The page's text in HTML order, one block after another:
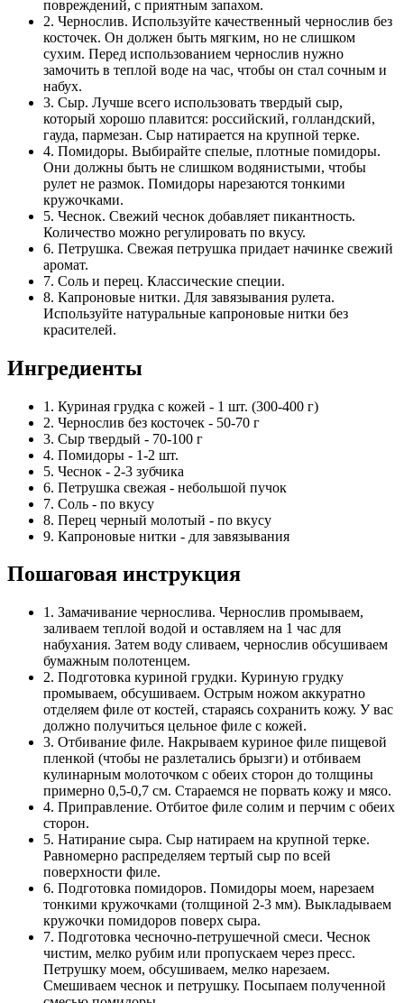
повреждений, с приятным запахом.
2. Чернослив. Используйте качественный чернослив без
косточек. Он должен быть мягким, но не слишком
сухим. Перед использованием чернослив нужно
замочить в теплой воде на час, чтобы он стал сочным и
набух.
3. Сыр. Лучше всего использовать твердый сыр,
который хорошо плавится: российский, голландский,
гауда, пармезан. Сыр натирается на крупной терке.
4. Помидоры. Выбирайте спелые, плотные помидоры.
Они должны быть не слишком водянистыми, чтобы
рулет не размок. Помидоры нарезаются тонкими
кружочками.
5. Чеснок. Свежий чеснок добавляет пикантность.
Количество можно регулировать по вкусу.
6. Петрушка. Свежая петрушка придает начинке свежий
аромат.
7. Соль и перец. Классические специи.
8. Капроновые нитки. Для завязывания рулета.
Используйте натуральные капроновые нитки без
красителей.
Ингредиенты
1. Куриная грудка с кожей - 1 шт. (300-400 г)
2. Чернослив без косточек - 50-70 г
3. Сыр твердый - 70-100 г
4. Помидоры - 1-2 шт.
5. Чеснок - 2-3 зубчика
6. Петрушка свежая - небольшой пучок
7. Соль - по вкусу
8. Перец черный молотый - по вкусу
9. Капроновые нитки - для завязывания
Пошаговая инструкция
1. Замачивание чернослива. Чернослив промываем,
заливаем теплой водой и оставляем на 1 час для
набухания. Затем воду сливаем, чернослив обсушиваем
бумажным полотенцем.
2. Подготовка куриной грудки. Куриную грудку
промываем, обсушиваем. Острым ножом аккуратно
отделяем филе от костей, стараясь сохранить кожу. У вас
должно получиться цельное филе с кожей.
3. Отбивание филе. Накрываем куриное филе пищевой
пленкой (чтобы не разлетались брызги) и отбиваем
кулинарным молоточком с обеих сторон до толщины
примерно 0,5-0,7 см. Стараемся не порвать кожу и мясо.
4. Приправление. Отбитое филе солим и перчим с обеих
сторон.
5. Натирание сыра. Сыр натираем на крупной терке.
Равномерно распределяем тертый сыр по всей
поверхности филе.
6. Подготовка помидоров. Помидоры моем, нарезаем
тонкими кружочками (толщиной 2-3 мм). Выкладываем
кружочки помидоров поверх сыра.
7. Подготовка чесночно-петрушечной смеси. Чеснок
чистим, мелко рубим или пропускаем через пресс.
Петрушку моем, обсушиваем, мелко нарезаем.
Смешиваем чеснок и петрушку. Посыпаем полученной